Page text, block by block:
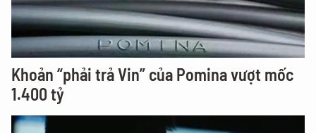
Khoản “phải trả Vin” của Pomina vượt mốc
1.400 tỷ